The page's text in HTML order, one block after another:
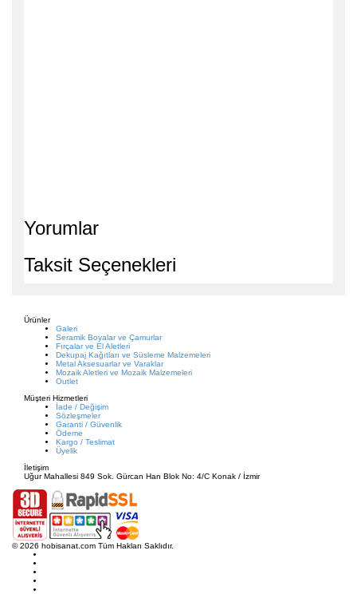
Yorumlar
Taksit Seçenekleri
Ürünler
Galeri
Seramik Boyalar ve Çamurlar
Fırçalar ve El Aletleri
Dekupaj Kağıtları ve Süsleme Malzemeleri
Metal Aksesuarlar ve Varaklar
Mozaik Aletleri ve Mozaik Malzemeleri
Outlet
Müşteri Hizmetleri
İade / Değişim
Sözleşmeler
Garanti / Güvenlik
Ödeme
Kargo / Teslimat
Üyelik
İletişim
Uğur Mahallesi 849 Sok. Gürcan Han Blok No: 4/C Konak / İzmir
© 2026 hobisanat.com Tüm Hakları Saklıdır.